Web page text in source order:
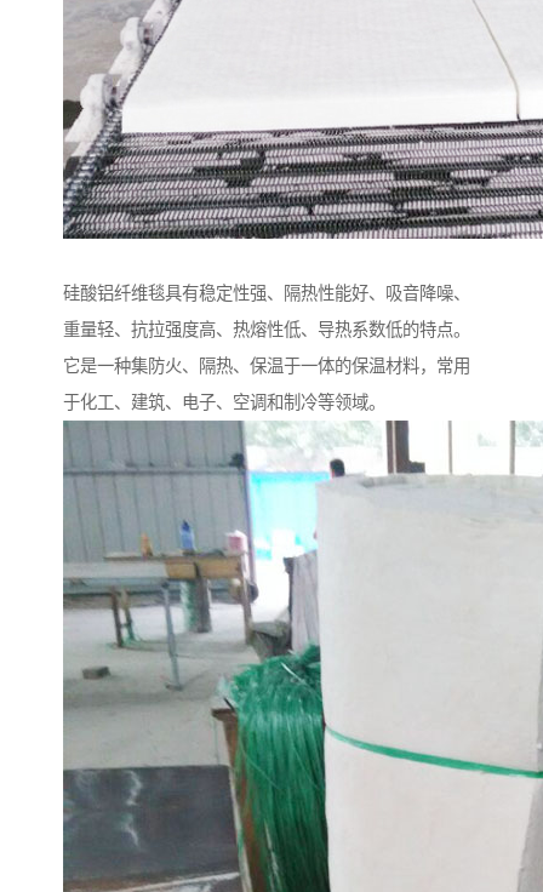
硅酸铝纤维毯具有稳定性强、隔热性能好、吸音降噪、
重量轻、抗拉强度高、热熔性低、导热系数低的特点。
它是一种集防火、隔热、保温于一体的保温材料，常用
于化工、建筑、电子、空调和制冷等领域。